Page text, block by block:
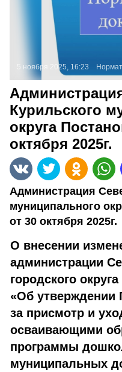
5 ноября 2025, 16:23
Курильского
округа
октября 2025г.
Администрация
муниципального
от 30 октября 2025г.
О внесении
администрации
городского
«Об утверждении
за присмотр и
осваивающими
программы
муниципальных